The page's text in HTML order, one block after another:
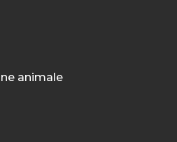
animale